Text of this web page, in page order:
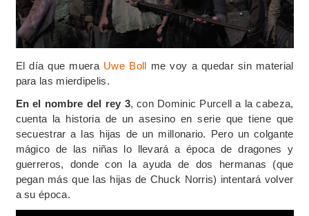
El día que muera Uwe Boll me voy a quedar sin material
para las mierdipelis.
En el nombre del rey 3, con Dominic Purcell a la cabeza,
cuenta la historia de un asesino en serie que tiene que
secuestrar a las hijas de un millonario. Pero un colgante
mágico de las niñas lo llevará a época de dragones y
guerreros, donde con la ayuda de dos hermanas (que
pegan más que las hijas de Chuck Norris) intentará volver
a su época.